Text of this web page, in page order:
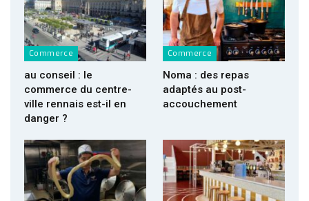
Commerce
au conseil : le
commerce du centre-
ville rennais est-il en
danger ?
Commerce
Noma : des repas
adaptés au post-
accouchement